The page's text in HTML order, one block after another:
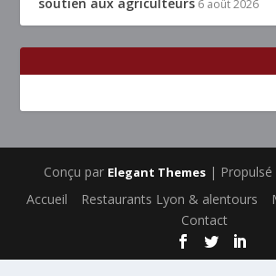
6 août 2026
Conçu par Elegant Themes| Propulsé
Accueil Restaurants Lyon & alentours
Contact